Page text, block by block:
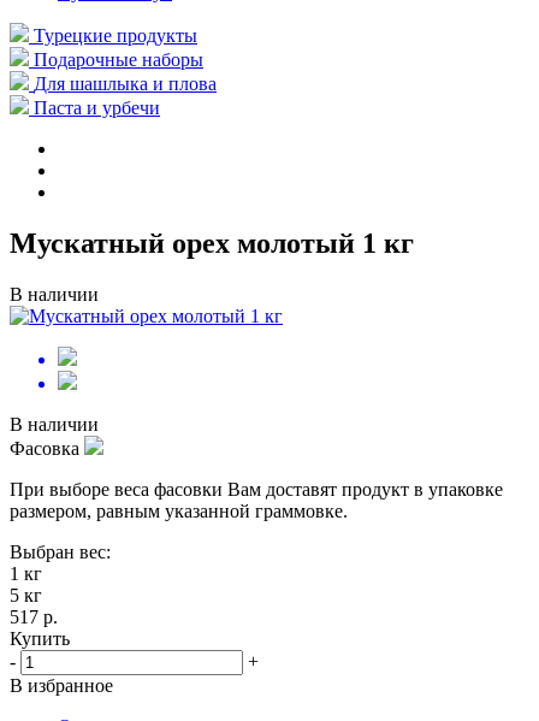
Турецкие продукты
Подарочные наборы
Для шашлыка и плова
Паста и урбечи
Мускатный орех молотый 1 кг
В наличии
В наличии
Фасовка
При выборе веса фасовки Вам доставят продукт в упаковке
размером, равным указанной граммовке.
Выбран вес:
1 кг
5 кг
517 р.
Купить
-
+
В избранное